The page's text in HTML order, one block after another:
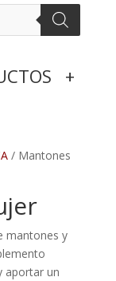
/ Mantones
mantones y
aportar un
+